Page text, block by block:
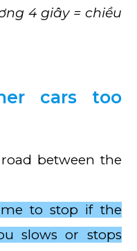
4 giây = chiều
cars too
between the
to stop if the
slows or stops